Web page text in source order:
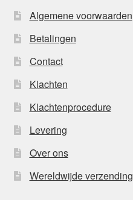
Algemene voorwaarden
Betalingen
Contact
Klachten
Klachtenprocedure
Levering
Over ons
Wereldwijde verzending